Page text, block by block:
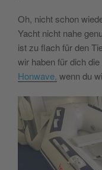
Oh, nicht schon
Yacht nicht nahe
ist zu flach für den
wir haben für dich
Honwave, wenn du